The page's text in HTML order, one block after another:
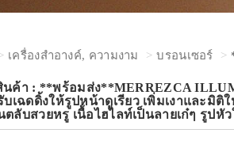
เครื่องสำอางค์, ความงาม บรอนเซอร์
นค้า : **พร้อมส่ง**MERREZCA
เฉดดิ้งให้รูปหน้าดูเรียว เพิ่มเงาและมิ
ลับสวยหรู เนื้อไฮไลท์เป็นลายเก๋ๆ รูปหัว